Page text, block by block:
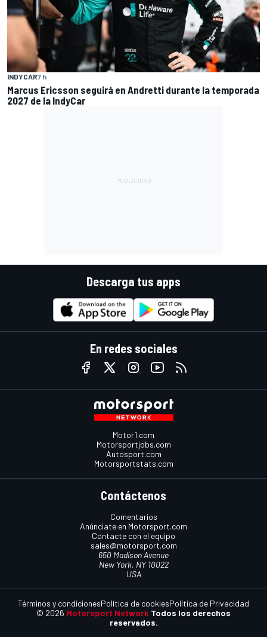
INDYCAR7 h
Marcus Ericsson seguirá en Andretti durante la temporada
2027 de la IndyCar
Descarga tus apps
En redes sociales
Motor1.com
Motorsportjobs.com
Autosport.com
Motorsportstats.com
Contáctenos
Comentarios
Anúnciate en Motorsport.com
Contacte con el equipo
sales@motorsport.com
650 Madison Avenue
New York, NY 10022
USA
© 2026 Motorsport Network Todos los derechos
reservados.
Términos y condicionesPolítica de cookiesPolítica de Privacidad